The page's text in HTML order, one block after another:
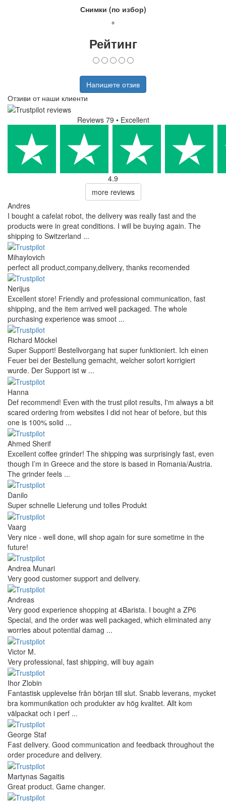
Снимки (по избор)
+
Рейтинг
Напишете отзив
Отзиви от наши клиенти
Reviews 79 • Excellent
4.9
more reviews
Andres
I bought a cafelat robot, the delivery was really fast and the
products were in great conditions. I will be buying again. The
shipping to Switzerland ...
Mihaylovich
perfect all product,company,delivery, thanks recomended
Nerijus
Excellent store! Friendly and professional communication, fast
shipping, and the item arrived well packaged. The whole
purchasing experience was smoot ...
Richard Möckel
Super Support! Bestellvorgang hat super funktioniert. Ich einen
Feuer bei der Bestellung gemacht, welcher sofort korrigiert
wurde. Der Support ist w ...
Hanna
Def recommend! Even with the trust pilot results, I'm always a bit
scared ordering from websites I did not hear of before, but this
one is 100% solid ...
Ahmed Sherif
Excellent coffee grinder! The shipping was surprisingly fast, even
though I’m in Greece and the store is based in Romania/Austria.
The grinder feels ...
Danilo
Super schnelle Lieferung und tolles Produkt
Vaarg
Very nice - well done, will shop again for sure sometime in the
future!
Andrea Munari
Very good customer support and delivery.
Andreas
Very good experience shopping at 4Barista. I bought a ZP6
Special, and the order was well packaged, which eliminated any
worries about potential damag ...
Victor M.
Very professional, fast shipping, will buy again
Ihor Zlobin
Fantastisk upplevelse från början till slut. Snabb leverans, mycket
bra kommunikation och produkter av hög kvalitet. Allt kom
välpackat och i perf ...
George Staf
Fast delivery. Good communication and feedback throughout the
order procedure and delivery.
Martynas Sagaitis
Great product. Game changer.